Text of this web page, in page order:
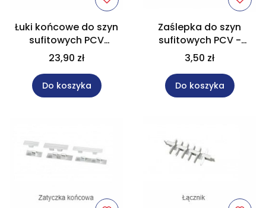
Łuki końcowe do szyn
sufitowych PCV
dwubiegowych - 1kpl
23,90 zł
Do koszyka
Zaślepka do szyn
sufitowych PCV -
PAKIET 10szt
3,50 zł
Do koszyka